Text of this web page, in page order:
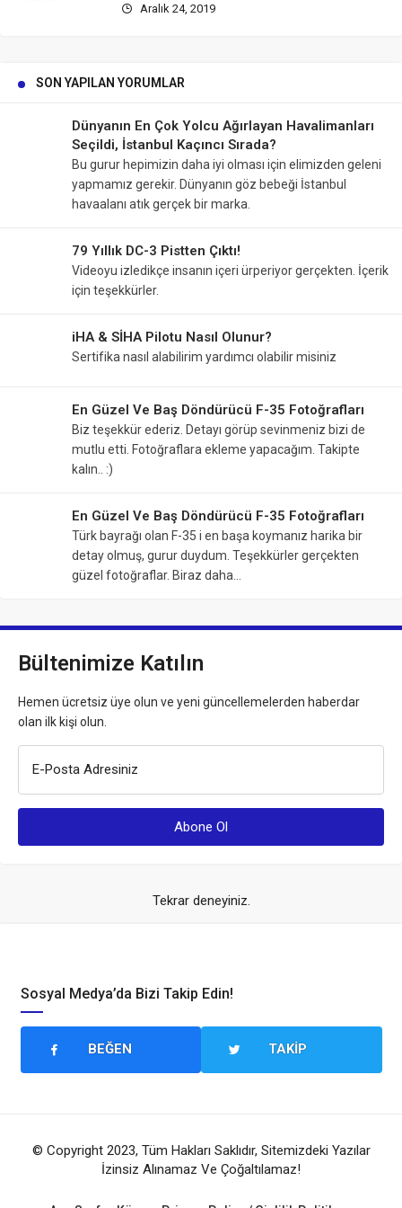
Aralık 24, 2019
SON YAPILAN YORUMLAR
Dünyanın En Çok Yolcu Ağırlayan Havalimanları
Seçildi, İstanbul Kaçıncı Sırada?
Bu gurur hepimizin daha iyi olması için elimizden geleni
yapmamız gerekir. Dünyanın göz bebeği İstanbul
havaalanı atık gerçek bir marka.
79 Yıllık DC-3 Pistten Çıktı!
Videoyu izledikçe insanın içeri ürperiyor gerçekten. İçerik
için teşekkürler.
iHA & SİHA Pilotu Nasıl Olunur?
Sertifika nasıl alabilirim yardımcı olabilir misiniz
En Güzel Ve Baş Döndürücü F-35 Fotoğrafları
Biz teşekkür ederiz. Detayı görüp sevinmeniz bizi de
mutlu etti. Fotoğraflara ekleme yapacağım. Takipte
kalın.. :)
En Güzel Ve Baş Döndürücü F-35 Fotoğrafları
Türk bayrağı olan F-35 i en başa koymanız harika bir
detay olmuş, gurur duydum. Teşekkürler gerçekten
güzel fotoğraflar. Biraz daha…
Bültenimize Katılın
Hemen ücretsiz üye olun ve yeni güncellemelerden haberdar
olan ilk kişi olun.
E-Posta Adresiniz
Tekrar deneyiniz.
Sosyal Medya’da Bizi Takip Edin!
BEĞEN TAKIP
© Copyright 2023, Tüm Hakları Saklıdır, Sitemizdeki Yazılar
İzinsiz Alınamaz Ve Çoğaltılamaz!